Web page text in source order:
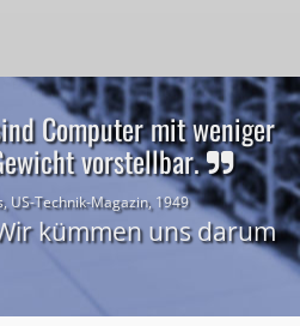
Computer mit weniger
vorstellbar.
US-Technik-Magazin, 1949
kümmen uns darum